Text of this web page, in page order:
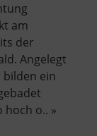
am
der
Angelegt
ein
hoch o.. »